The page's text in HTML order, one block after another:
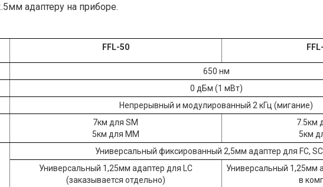
адаптеру на приборе.
FFL-50
650 нм
0 дБм (1 мВт)
Непрерывный и модулированный 2 кГц (мигание)
7км для SM
5км для ММ
7.5км
5км
Универсальный фиксированный 2,5мм адаптер для FC,
Универсальный 1,25мм адаптер для LC
(заказывается отдельно)
Универсальный 1,25мм
в